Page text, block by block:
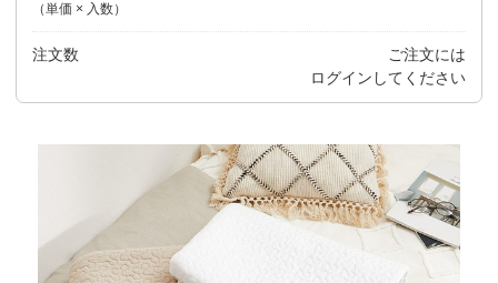
（単価 × 入数）
注文数
ご注文には
ログイン してください